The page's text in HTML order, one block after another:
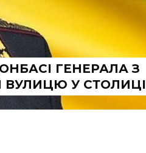
ГЕНЕРАЛА З
У СТОЛИЦІ